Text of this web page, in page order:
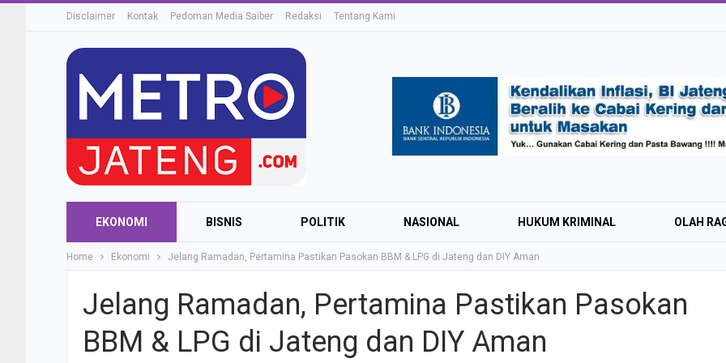
Disclaimer Kontak Pedoman Media Saiber Redaksi Tentang Kami
EKONOMI BISNIS POLITIK NASIONAL HUKUM KRIMINAL OLAH
Home Ekonomi Jelang Ramadan, Pertamina Pastikan Pasokan BBM & LPG di Jateng dan DIY Aman
Jelang Ramadan, Pertamina Pastikan Pasokan
BBM & LPG di Jateng dan DIY Aman